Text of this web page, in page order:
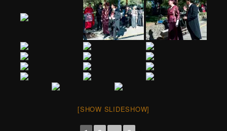
[SHOW SLIDESHOW]